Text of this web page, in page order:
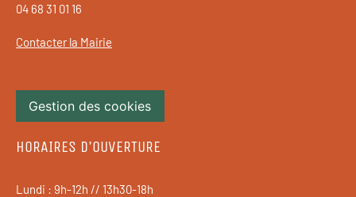
04 68 31 01 16
Contacter la Mairie
Gestion des cookies
HORAIRES D'OUVERTURE
Lundi : 9h-12h // 13h30-18h